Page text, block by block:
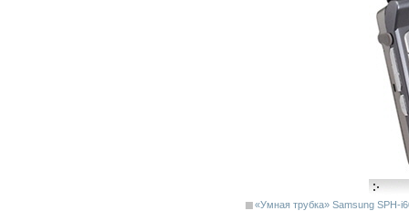
«Умная трубка» Samsung SPH-